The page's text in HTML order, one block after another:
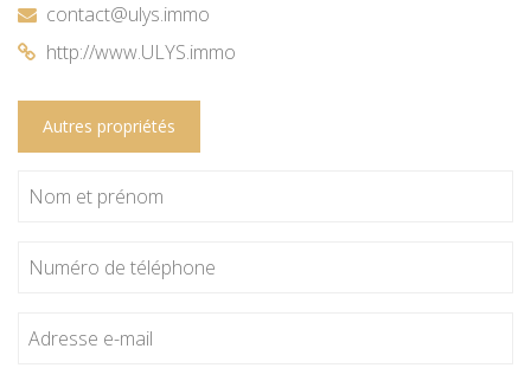
contact@ulys.immo
http://www.ULYS.immo
Autres propriétés